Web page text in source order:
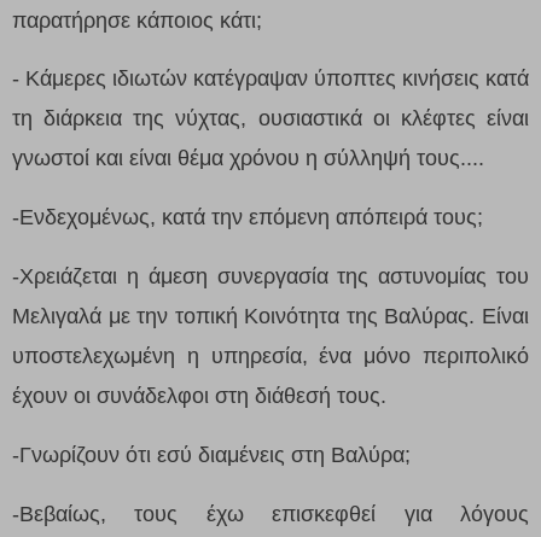
παρατήρησε κάποιος κάτι;
- Κάμερες ιδιωτών κατέγραψαν ύποπτες κινήσεις κατά
τη διάρκεια της νύχτας, ουσιαστικά οι κλέφτες είναι
γνωστοί και είναι θέμα χρόνου η σύλληψή τους....
-Ενδεχομένως, κατά την επόμενη απόπειρά τους;
-Χρειάζεται η άμεση συνεργασία της αστυνομίας του
Μελιγαλά με την τοπική Κοινότητα της Βαλύρας. Είναι
υποστελεχωμένη η υπηρεσία, ένα μόνο περιπολικό
έχουν οι συνάδελφοι στη διάθεσή τους.
-Γνωρίζουν ότι εσύ διαμένεις στη Βαλύρα;
-Βεβαίως, τους έχω επισκεφθεί για λόγους